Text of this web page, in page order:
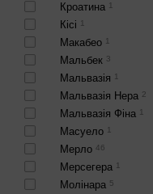
Кроатина 1
Кісі 1
Макабео 1
Мальбек 3
Мальвазія 1
Мальвазія Нера 2
Мальвазія Фіна 1
Масуело 1
Мерло 46
Мерсегера 1
Молінара 5